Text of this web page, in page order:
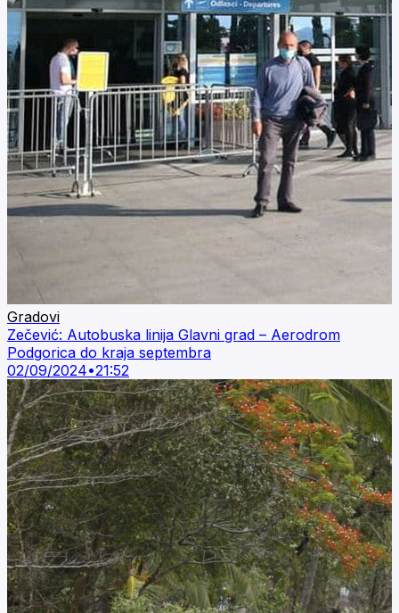
Gradovi
Zečević: Autobuska linija Glavni grad – Aerodrom
Podgorica do kraja septembra
02/09/2024•21:52